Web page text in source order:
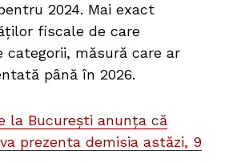
2024. Mai exact
fiscale de care
categorii, măsură care ar
până în 2026.
la București anunța că
prezenta demisia astăzi, 9